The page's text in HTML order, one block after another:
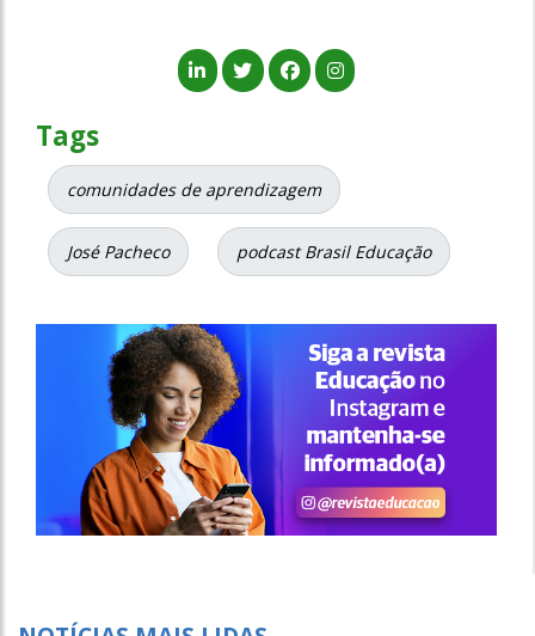
Tags
comunidades de aprendizagem
José Pacheco podcast Brasil Educação